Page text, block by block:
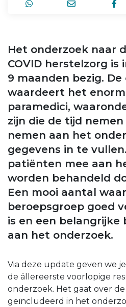
Het onderzoek naar
COVID herstelzorg is
9 maanden bezig.
waardeert het enorm
paramedici,
zijn die de tijd
nemen aan het
gegevens in te
patiënten mee aan
worden behandeld
Een mooi aantal
beroepsgroep goed
is en een belangrijke
aan het onderzoek.
Via deze update geven we
de állereerste voorlopige
onderzoek. Het gaat over
geïncludeerd in het